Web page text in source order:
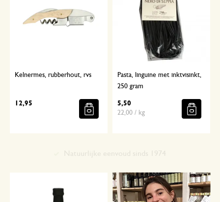
Kelnermes, rubberhout, rvs
12,95
Pasta, linguine met inktvisinkt,
250 gram
5,50
22,00 / kg